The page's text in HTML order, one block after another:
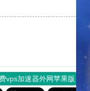
vps加速器外网苹果版